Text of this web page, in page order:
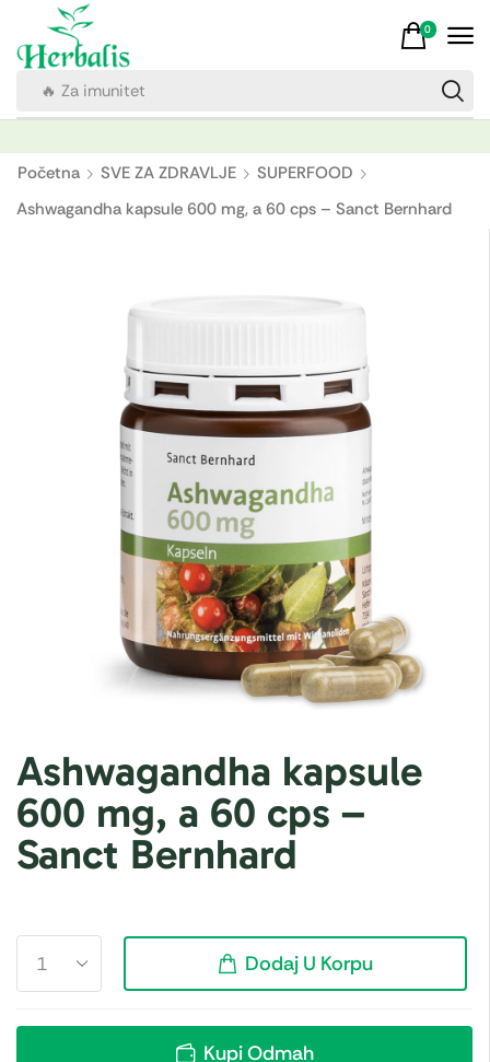
🔥 Vitamin C
0
Početna SVE ZA ZDRAVLJE
SUPERFOOD
Ashwagandha kapsule 600 mg, a 60 cps – Sanct Bernhard
Ashwagandha kapsule
600 mg, a 60 cps –
Sanct Bernhard
Dodaj U Korpu
Kupi Odmah